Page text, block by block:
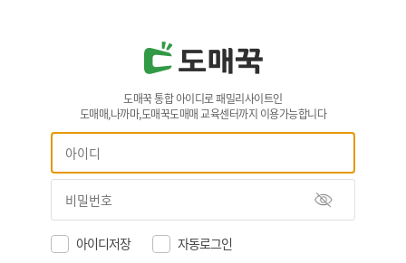
도매꾹 통합 아이디로 패밀리사이트인
도매매,나까마,도매꾹도매매 교육센터까지 이용가능합니다
아이디저장 자동로그인